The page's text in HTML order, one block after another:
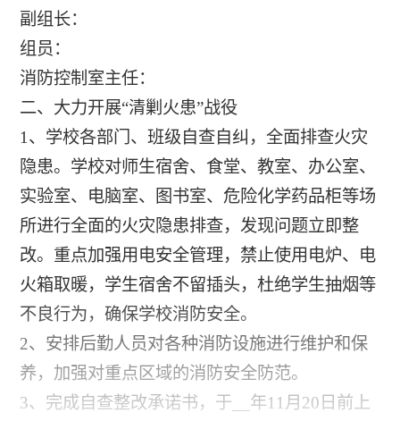
副组长：
组员：
消防控制室主任：
二、大力开展“清剿火患”战役
1、学校各部门、班级自查自纠，全面排查火灾
隐患。学校对师生宿舍、食堂、教室、办公室、
实验室、电脑室、图书室、危险化学药品柜等场
所进行全面的火灾隐患排查，发现问题立即整
改。重点加强用电安全管理，禁止使用电炉、电
火箱取暖，学生宿舍不留插头，杜绝学生抽烟等
不良行为，确保学校消防安全。
2、安排后勤人员对各种消防设施进行维护和保
养，加强对重点区域的消防安全防范。
3、完成自查整改承诺书，于__年11月20日前上